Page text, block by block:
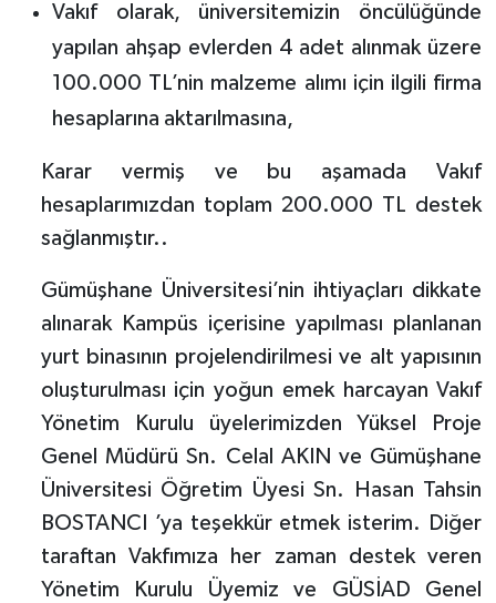
Vakıf olarak, üniversitemizin öncülüğünde
yapılan ahşap evlerden 4 adet alınmak üzere
100.000 TL’nin malzeme alımı için ilgili firma
hesaplarına aktarılmasına,
Karar vermiş ve bu aşamada Vakıf
hesaplarımızdan toplam 200.000 TL destek
sağlanmıştır..
Gümüşhane Üniversitesi’nin ihtiyaçları dikkate
alınarak Kampüs içerisine yapılması planlanan
yurt binasının projelendirilmesi ve alt yapısının
oluşturulması için yoğun emek harcayan Vakıf
Yönetim Kurulu üyelerimizden Yüksel Proje
Genel Müdürü Sn. Celal AKIN ve Gümüşhane
Üniversitesi Öğretim Üyesi Sn. Hasan Tahsin
BOSTANCI ’ya teşekkür etmek isterim. Diğer
taraftan Vakfımıza her zaman destek veren
Yönetim Kurulu Üyemiz ve GÜSİAD Genel